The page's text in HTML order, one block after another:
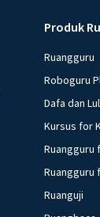
Produk
Ruangguru
Roboguru
Dafa dan
Kursus for
Ruangguru
Ruangguru
Ruanguji